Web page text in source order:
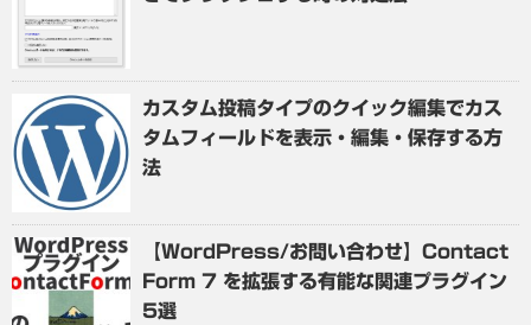
カスタム投稿タイプのクイック編集でカス
タムフィールドを表示・編集・保存する方
法
【WordPress/お問い合わせ】Contact
Form 7 を拡張する有能な関連プラグイン
5選